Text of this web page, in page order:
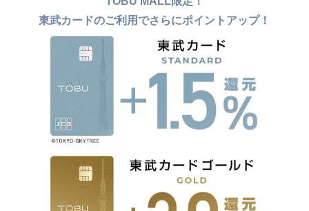
東武カードのご利用でさらにポイントアップ！